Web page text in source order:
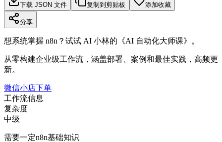
下载 JSON 文件 复制到剪贴板 添加收藏
分享
想系统掌握 n8n？试试 AI 小林的《AI 自动化大师课》。
从零构建企业级工作流，涵盖部署、案例和最佳实践，高频更
新。
微信小店下单
工作流信息
复杂度
中级
需要一定n8n基础知识